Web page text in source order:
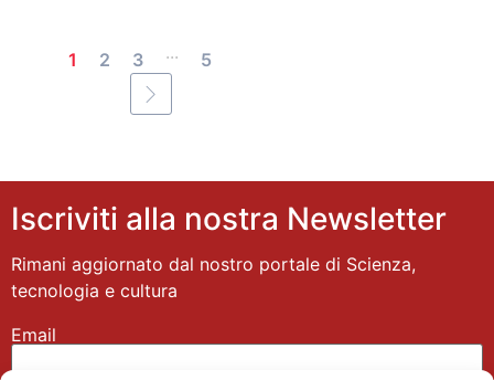
1 2 3 ... 5
Iscriviti alla nostra Newsletter
Rimani aggiornato dal nostro portale di Scienza,
tecnologia e cultura
Email